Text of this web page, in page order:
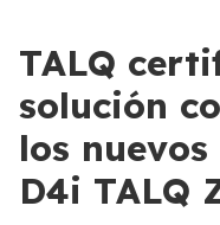
TALQ
solución
los
D4i TALQ